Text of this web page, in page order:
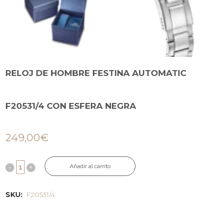
RELOJ DE HOMBRE FESTINA AUTOMATIC
F20531/4 CON ESFERA NEGRA
249,00€
Añadir al carrito
SKU: F20531/4